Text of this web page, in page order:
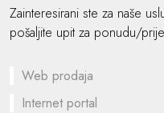
Zainteresirani ste za naše
pošaljite upit za ponudu/
Web prodaja
Internet portal